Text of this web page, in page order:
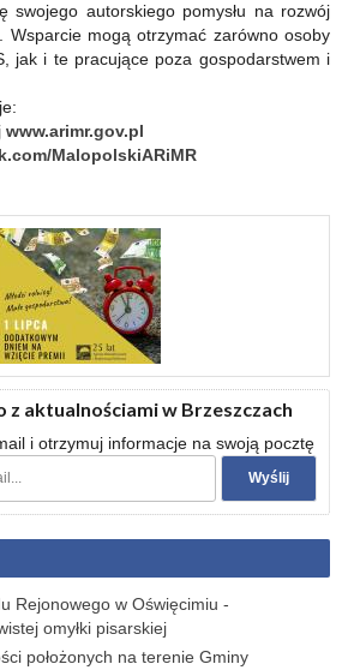
swojego autorskiego pomysłu na rozwój
Wsparcie mogą otrzymać zarówno osoby
jak i te pracujące poza gospodarstwem i
www.arimr.gov.pl
MalopolskiARiMR
z aktualnościami w Brzeszczach
i otrzymuj informacje na swoją pocztę
Rejonowego w Oświęcimiu -
omyłki pisarskiej
położonych na terenie Gminy